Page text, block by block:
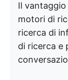
Il
motori di
ricerca di
di ricerca e